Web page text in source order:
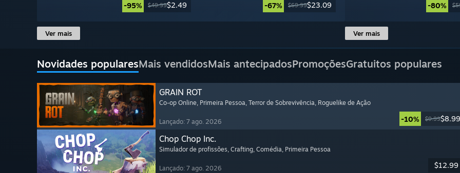
-95% $49.99$2.49 -67% $69.99$23.09
Ver mais
-80%
Ver mais
Novidades popularesMais vendidosMais antecipadosPromoçõesGratuitos populares
GRAIN ROT
Co-op Online, Primeira Pessoa, Terror de Sobrevivência, Roguelike de Ação
Lançado: 7 ago. 2026 -10% $9.99$8.99
Chop Chop Inc.
Simulador de profissões, Crafting, Comédia, Primeira Pessoa
Lançado: 7 ago. 2026 $12.99